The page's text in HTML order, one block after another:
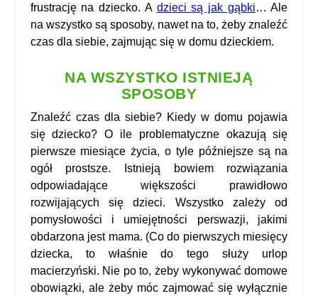
frustrację na dziecko. A dzieci są jak gąbki… Ale
na wszystko są sposoby, nawet na to, żeby znaleźć
czas dla siebie, zajmując się w domu dzieckiem.
NA WSZYSTKO ISTNIEJĄ
SPOSOBY
Znaleźć czas dla siebie? Kiedy w domu pojawia
się dziecko? O ile problematyczne okazują się
pierwsze miesiące życia, o tyle późniejsze są na
ogół prostsze. Istnieją bowiem rozwiązania
odpowiadające większości prawidłowo
rozwijających się dzieci. Wszystko zależy od
pomysłowości i umiejętności perswazji, jakimi
obdarzona jest mama. (Co do pierwszych miesięcy
dziecka, to właśnie do tego służy urlop
macierzyński. Nie po to, żeby wykonywać domowe
obowiązki, ale żeby móc zajmować się wyłącznie